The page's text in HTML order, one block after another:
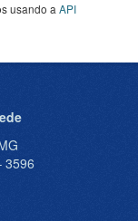
usando a API
3596